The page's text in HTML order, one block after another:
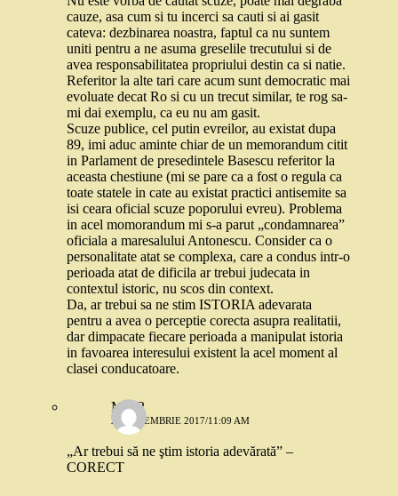
cauze, asa cum si tu incerci sa cauti si ai gasit
cateva: dezbinarea noastra, faptul ca nu suntem
uniti pentru a ne asuma greselile trecutului si de
avea responsabilitatea propriului destin ca si natie.
Referitor la alte tari care acum sunt democratic mai
evoluate decat Ro si cu un trecut similar, te rog sa-
mi dai exemplu, ca eu nu am gasit.
Scuze publice, cel putin evreilor, au existat dupa
89, imi aduc aminte chiar de un memorandum citit
in Parlament de presedintele Basescu referitor la
aceasta chestiune (mi se pare ca a fost o regula ca
toate statele in cate au existat practici antisemite sa
isi ceara oficial scuze poporului evreu). Problema
in acel momorandum mi s-a parut „condamnarea”
oficiala a maresalului Antonescu. Consider ca o
personalitate atat se complexa, care a condus intr-o
perioada atat de dificila ar trebui judecata in
contextul istoric, nu scos din context.
Da, ar trebui sa ne stim ISTORIA adevarata
pentru a avea o perceptie corecta asupra realitatii,
dar dimpacate fiecare perioada a manipulat istoria
in favoarea interesului existent la acel moment al
clasei conducatoare.
Mira2
20 DECEMBRIE 2017/11:09 AM
„Ar trebui să ne ştim istoria adevărată” –
CORECT